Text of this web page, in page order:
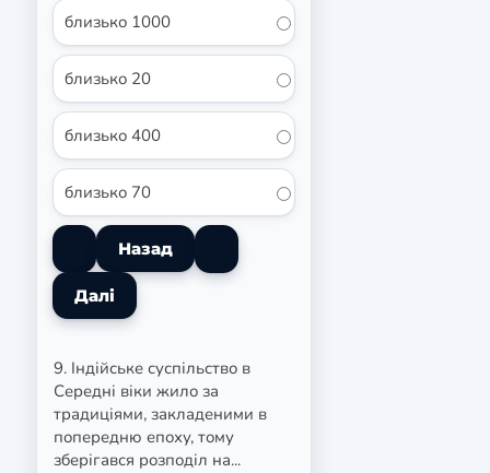
близько 1000
близько 20
близько 400
близько 70
9. Індійське суспільство в
Середні віки жило за
традиціями, закладеними в
попередню епоху, тому
зберігався розподіл на...